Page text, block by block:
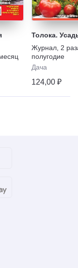
Толока.
Журнал 2
полугодие
Дача
124,00 ₽